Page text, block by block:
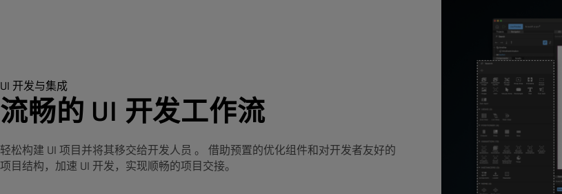
UI 开发与集成
流畅的 UI 开发工作流
轻松构建 UI 项目并将其移交给开发人员 。 借助预置的优化组件和对开发者友好的
项目结构，加速 UI 开发，实现顺畅的项目交接。